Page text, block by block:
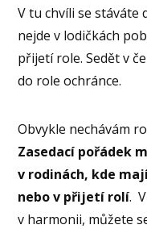
V tu chvíli se stáváte
nejde v lodičkách
přijetí role. Sedět v
do role ochránce.
Obvykle nechávám
Zasedací pořádek
v rodinách, kde
nebo v přijetí rolí.
v harmonii, můžete